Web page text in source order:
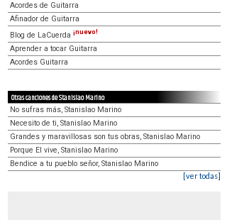
Acordes de Guitarra
Afinador de Guitarra
Blog de LaCuerda ¡nuevo!
Aprender a tocar Guitarra
Acordes Guitarra
Otras canciones de Stanislao Marino
No sufras más, Stanislao Marino
Necesito de ti, Stanislao Marino
Grandes y maravillosas son tus obras, Stanislao Marino
Porque El vive, Stanislao Marino
Bendice a tu pueblo señor, Stanislao Marino
[ver todas]